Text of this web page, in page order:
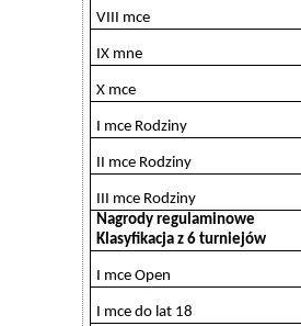
VIII mce
IX mne
X mce
I mce Rodziny
II mce Rodziny
III mce Rodziny
Nagrody regulaminowe
Klasyfikacja z 6 turniejów
I mce Open
I mce do lat 18